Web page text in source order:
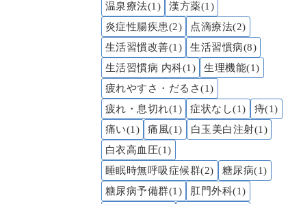
温泉療法(1)
漢方薬(1)
炎症性腸疾患(2)
点滴療法(2)
生活習慣改善(1)
生活習慣病(8)
生活習慣病 内科(1)
生理機能(1)
疲れやすさ・だるさ(1)
疲れ・息切れ(1)
症状なし(1)
痔(1)
痛い(1)
痛風(1)
白玉美白注射(1)
白衣高血圧(1)
睡眠時無呼吸症候群(2)
糖尿病(1)
糖尿病予備群(1)
肛門外科(1)